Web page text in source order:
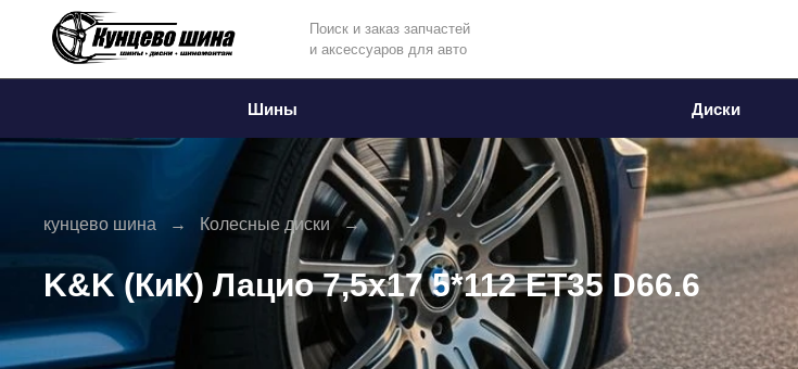
Поиск и заказ запчастей
и аксессуаров для авто
Шины Диски
кунцево шина Колесные диски
K&K (КиК) Лацио 7,5x17 5*112 ET35 D66.6